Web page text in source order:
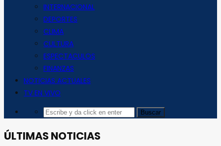
INTERNACIONAL
DEPORTES
CLIMA
CULTURA
ESPECTACULOS
FINANZAS
NOTICIAS ACTUALES
TV EN VIVO
ÚLTIMAS NOTICIAS